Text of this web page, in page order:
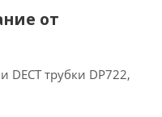
от
DECT трубки DP722,